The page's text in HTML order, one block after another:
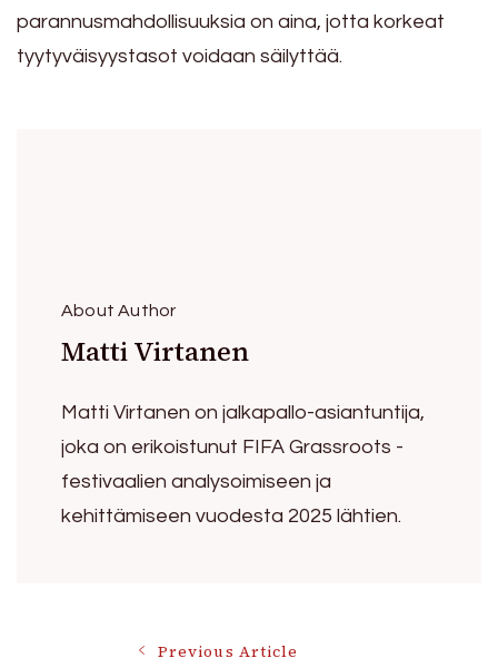
parannusmahdollisuuksia on aina, jotta korkeat
tyytyväisyystasot voidaan säilyttää.
About Author
Matti Virtanen
Matti Virtanen on jalkapallo-asiantuntija,
joka on erikoistunut FIFA Grassroots -
festivaalien analysoimiseen ja
kehittämiseen vuodesta 2025 lähtien.
Previous Article